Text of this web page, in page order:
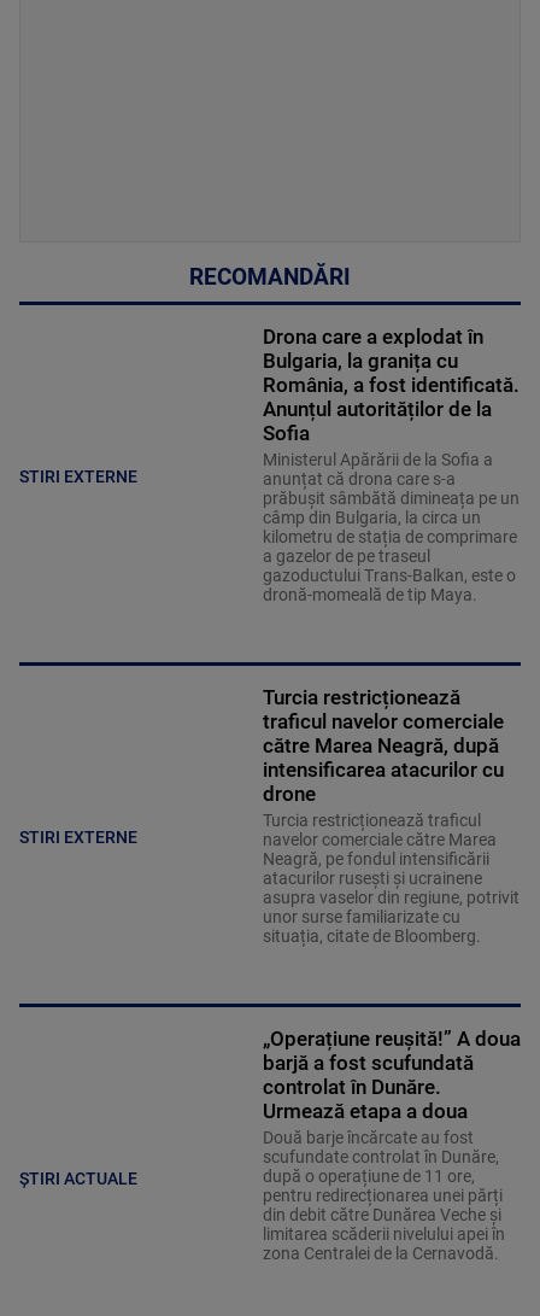
RECOMANDĂRI
STIRI EXTERNE
Drona care a explodat în
Bulgaria, la granița cu
România, a fost identificată.
Anunțul autorităților de la
Sofia
Ministerul Apărării de la Sofia a
anunțat că drona care s-a
prăbușit sâmbătă dimineața pe un
câmp din Bulgaria, la circa un
kilometru de stația de comprimare
a gazelor de pe traseul
gazoductului Trans-Balkan, este o
dronă-momeală de tip Maya.
STIRI EXTERNE
Turcia restricționează
traficul navelor comerciale
către Marea Neagră, după
intensificarea atacurilor cu
drone
Turcia restricționează traficul
navelor comerciale către Marea
Neagră, pe fondul intensificării
atacurilor rusești și ucrainene
asupra vaselor din regiune, potrivit
unor surse familiarizate cu
situația, citate de Bloomberg.
ȘTIRI ACTUALE
„Operațiune reușită!” A doua
barjă a fost scufundată
controlat în Dunăre.
Urmează etapa a doua
Două barje încărcate au fost
scufundate controlat în Dunăre,
după o operațiune de 11 ore,
pentru redirecționarea unei părți
din debit către Dunărea Veche și
limitarea scăderii nivelului apei în
zona Centralei de la Cernavodă.